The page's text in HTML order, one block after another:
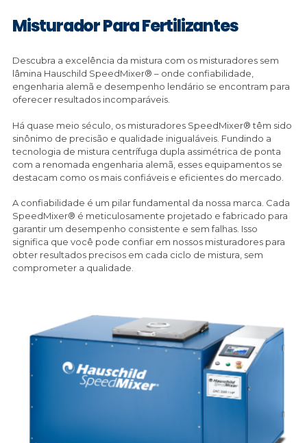
Misturador Para Fertilizantes
Descubra a excelência da mistura com os misturadores sem
lâmina Hauschild SpeedMixer® – onde confiabilidade,
engenharia alemã e desempenho lendário se encontram para
oferecer resultados incomparáveis.
Há quase meio século, os misturadores SpeedMixer® têm sido
sinônimo de precisão e qualidade inigualáveis. Fundindo a
tecnologia de mistura centrífuga dupla assimétrica de ponta
com a renomada engenharia alemã, esses equipamentos se
destacam como os mais confiáveis e eficientes do mercado.
A confiabilidade é um pilar fundamental da nossa marca. Cada
SpeedMixer® é meticulosamente projetado e fabricado para
garantir um desempenho consistente e sem falhas. Isso
significa que você pode confiar em nossos misturadores para
obter resultados precisos em cada ciclo de mistura, sem
comprometer a qualidade.